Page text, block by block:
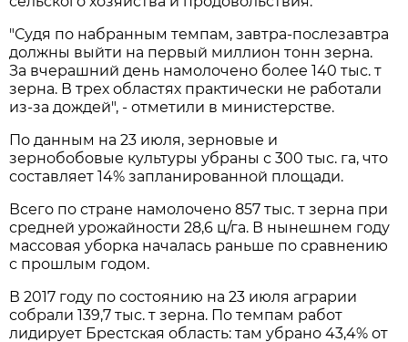
"Судя по набранным темпам, завтра-послезавтра
должны выйти на первый миллион тонн зерна.
За вчерашний день намолочено более 140 тыс. т
зерна. В трех областях практически не работали
из-за дождей", - отметили в министерстве.
По данным на 23 июля, зерновые и
зернобобовые культуры убраны с 300 тыс. га, что
составляет 14% запланированной площади.
Всего по стране намолочено 857 тыс. т зерна при
средней урожайности 28,6 ц/га. В нынешнем году
массовая уборка началась раньше по сравнению
с прошлым годом.
В 2017 году по состоянию на 23 июля аграрии
собрали 139,7 тыс. т зерна. По темпам работ
лидирует Брестская область: там убрано 43,4% от